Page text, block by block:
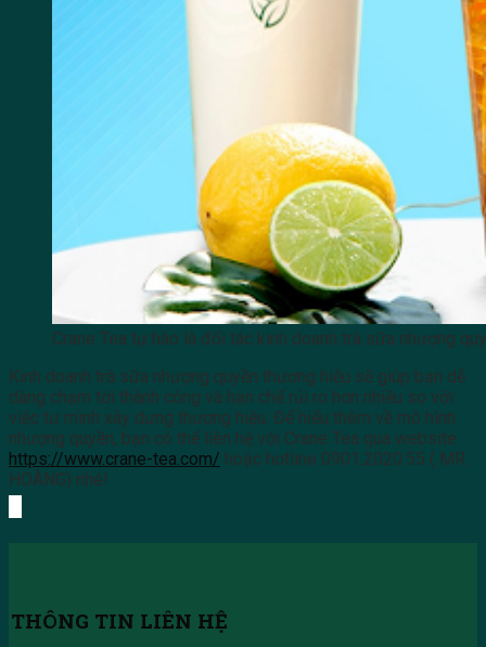
Crane Tea tự hào là đối tác kinh doanh trà sữa nhượng
Kinh doanh trà sữa nhượng quyền thương hiệu sẽ giúp bạn dễ
dàng chạm tới thành công và hạn chế rủi ro hơn nhiều so với
việc tự mình xây dựng thương hiệu. Để hiểu thêm về mô hình
nhượng quyền, bạn có thể liên hệ với Crane Tea qua website
https://www.crane-tea.com/ hoặc hotline 0901.2020.55 ( MR.
HOÀNG) nhé!
THÔNG TIN LIÊN HỆ